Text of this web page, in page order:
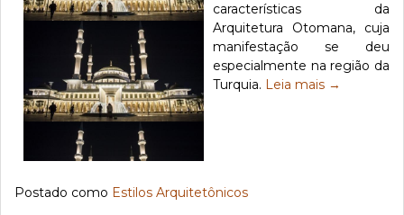
características da
Arquitetura Otomana, cuja
manifestação se deu
especialmente na região da
Turquia. Leia mais →
Postado como Estilos Arquitetônicos